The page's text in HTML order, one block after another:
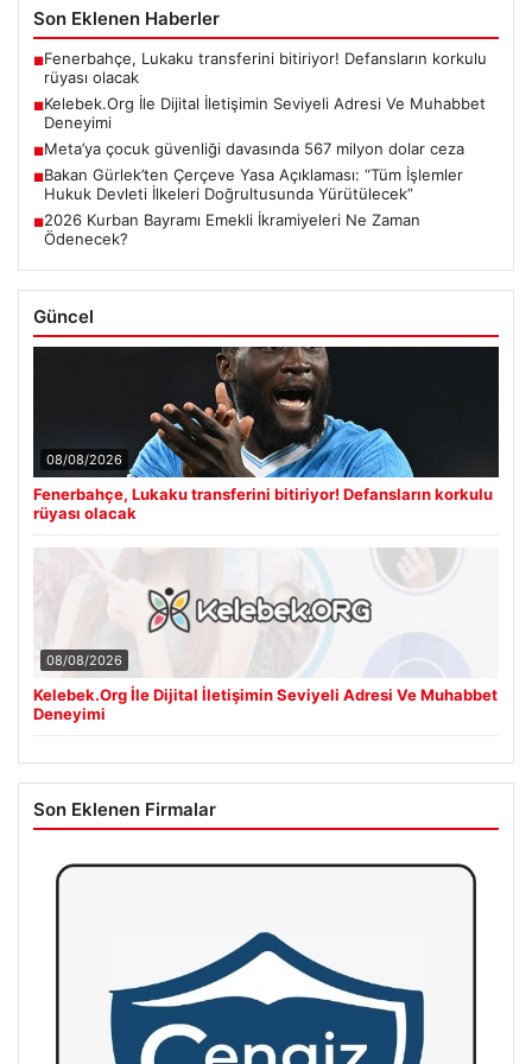
Son Eklenen Haberler
■Fenerbahçe, Lukaku transferini bitiriyor! Defansların korkulu
rüyası olacak
■Kelebek.Org İle Dijital İletişimin Seviyeli Adresi Ve Muhabbet
Deneyimi
■Meta’ya çocuk güvenliği davasında 567 milyon dolar ceza
■Bakan Gürlek’ten Çerçeve Yasa Açıklaması: “Tüm İşlemler
Hukuk Devleti İlkeleri Doğrultusunda Yürütülecek”
■2026 Kurban Bayramı Emekli İkramiyeleri Ne Zaman
Ödenecek?
Güncel
08/08/2026
Fenerbahçe, Lukaku transferini bitiriyor! Defansların korkulu
rüyası olacak
08/08/2026
Kelebek.Org İle Dijital İletişimin Seviyeli Adresi Ve Muhabbet
Deneyimi
Son Eklenen Firmalar